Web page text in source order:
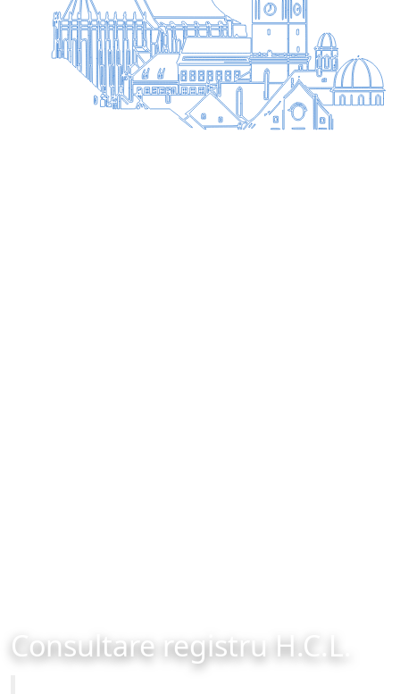
Consultare registru H.C.L.